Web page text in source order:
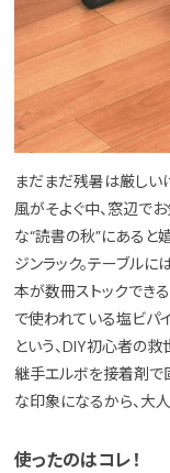
まだまだ残暑は厳しい
風がそよぐ中、窓辺で
な“読書の秋”にあると
ジンラック。テーブルに
本が数冊ストックでき
で使われている塩ビパ
という、DIY初心者の
継手エルボを接着剤で
な印象になるから、大
使ったのはコレ！